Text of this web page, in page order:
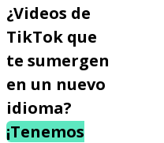
¿Videos de
TikTok que
te sumergen
en un nuevo
idioma?
¡Tenemos